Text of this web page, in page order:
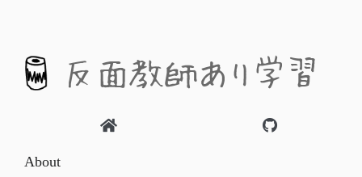
反面教師あり学習
About